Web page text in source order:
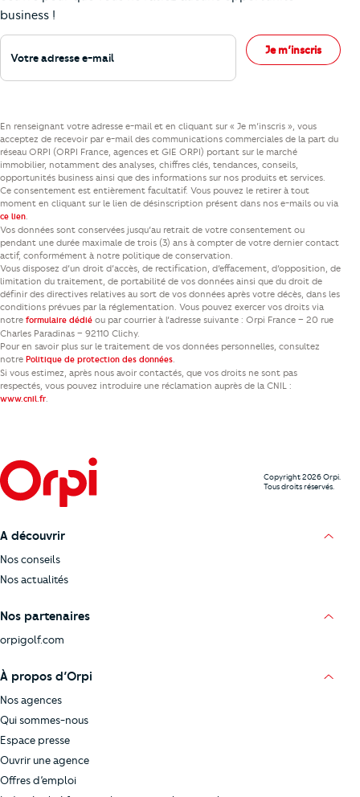
business !
Votre adresse e-mail
Je m’inscris
En renseignant votre adresse e-mail et en cliquant sur « Je m’inscris », vous
acceptez de recevoir par e-mail des communications commerciales de la part du
réseau ORPI (ORPI France, agences et GIE ORPI) portant sur le marché
immobilier, notamment des analyses, chiffres clés, tendances, conseils,
opportunités business ainsi que des informations sur nos produits et services.
Ce consentement est entièrement facultatif. Vous pouvez le retirer à tout
moment en cliquant sur le lien de désinscription présent dans nos e-mails ou via
ce lien.
Vos données sont conservées jusqu’au retrait de votre consentement ou
pendant une durée maximale de trois (3) ans à compter de votre dernier contact
actif, conformément à notre politique de conservation.
Vous disposez d’un droit d’accès, de rectification, d’effacement, d’opposition, de
limitation du traitement, de portabilité de vos données ainsi que du droit de
définir des directives relatives au sort de vos données après votre décès, dans les
conditions prévues par la réglementation. Vous pouvez exercer vos droits via
notre formulaire dédié ou par courrier à l’adresse suivante : Orpi France – 20 rue
Charles Paradinas – 92110 Clichy.
Pour en savoir plus sur le traitement de vos données personnelles, consultez
notre Politique de protection des données.
Si vous estimez, après nous avoir contactés, que vos droits ne sont pas
respectés, vous pouvez introduire une réclamation auprès de la CNIL :
www.cnil.fr.
Copyright 2026 Orpi.
Tous droits réservés.
A découvrir
Nos conseils
Nos actualités
Nos partenaires
orpigolf.com
À propos d’Orpi
Nos agences
Qui sommes-nous
Espace presse
Ouvrir une agence
Offres d’emploi